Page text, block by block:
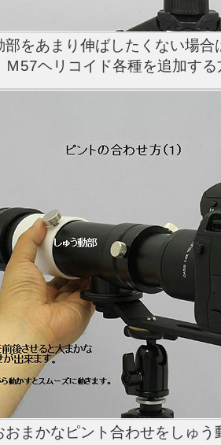
部をあまり伸ばしたくない場
Ｍ57ヘリコイド各種を追加す
おまかなピント合わせをしゅ